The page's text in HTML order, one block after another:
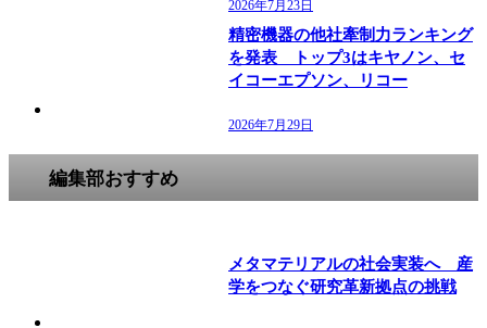
2026年7月23日
精密機器の他社牽制力ランキング
を発表 トップ3はキヤノン、セ
イコーエプソン、リコー
2026年7月29日
編集部おすすめ
メタマテリアルの社会実装へ 産
学をつなぐ研究革新拠点の挑戦